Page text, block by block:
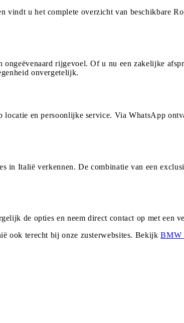
u het complete overzicht van beschikbare
rijgevoel. Of u nu een zakelijke
onvergetelijk.
en persoonlijke service. Via WhatsApp
in Italië verkennen. De combinatie van een
de opties en neem direct contact op met een
ook terecht bij onze zusterwebsites. Bekijk BMW